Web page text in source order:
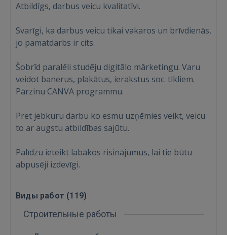
Atbildīgs, darbus veicu kvalitatīvi.
Svarīgi, ka darbus veicu tikai vakaros un brīvdienās,
jo pamatdarbs ir cits.
Šobrīd paralēli studēju digitālo mārketingu. Varu
veidot banerus, plakātus, ierakstus soc. tīkliem.
Pārzinu CANVA programmu.
Pret jebkuru darbu ko esmu uzņēmies veikt, veicu
to ar augstu atbildības sajūtu.
Palīdzu ieteikt labākos risinājumus, lai tie būtu
abpusēji izdevīgi.
Виды работ (119)
Строительные работы